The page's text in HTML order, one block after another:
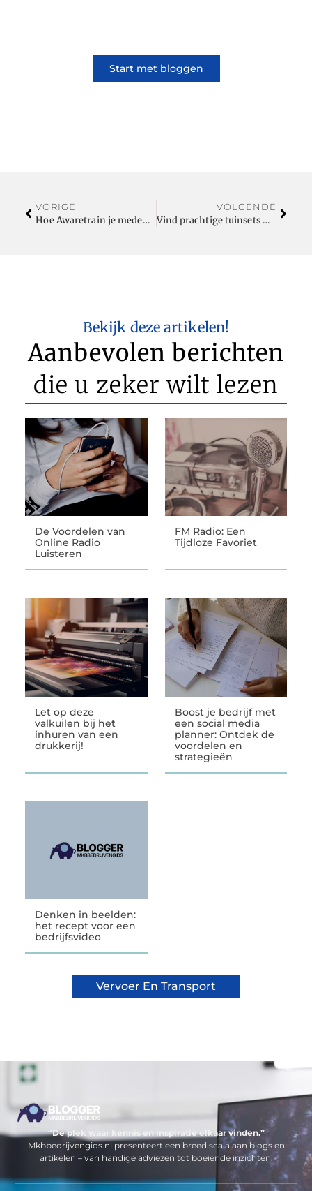
Start met bloggen
VORIGE
Hoe Awaretrain je medewerkers transformeert tot cybersecurity helden!
VOLGENDE
Vind prachtige tuinsets met korting bij de Tuinmeubels Outlet
Bekijk deze artikelen!
Aanbevolen berichten
die u zeker wilt lezen
De Voordelen van
Online Radio
Luisteren
FM Radio: Een
Tijdloze Favoriet
Let op deze
valkuilen bij het
inhuren van een
drukkerij!
Boost je bedrijf met
een social media
planner: Ontdek de
voordelen en
strategieën
Denken in beelden:
het recept voor een
bedrijfsvideo
Vervoer En Transport
“De plek waar kennis en inspiratie elkaar vinden.”
Mkbbedrijvengids.nl presenteert een breed scala aan blogs en
artikelen – van handige adviezen tot boeiende inzichten.